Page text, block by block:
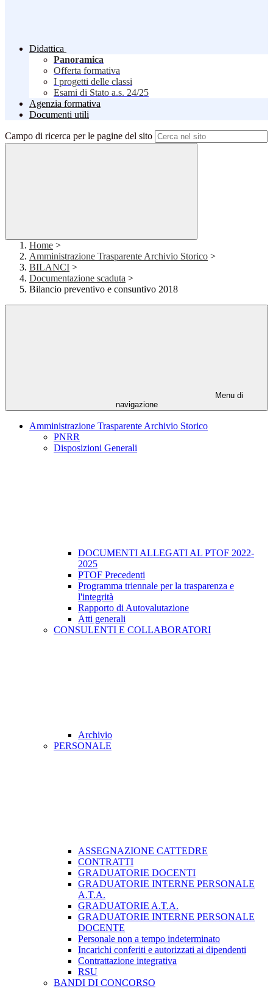
Didattica
Panoramica
Offerta formativa
I progetti delle classi
Esami di Stato a.s. 24/25
Agenzia formativa
Documenti utili
Campo di ricerca per le pagine del sito
Home >
Amministrazione Trasparente Archivio Storico >
BILANCI >
Documentazione scaduta >
Bilancio preventivo e consuntivo 2018
Menu di
navigazione
Amministrazione Trasparente Archivio Storico
PNRR
Disposizioni Generali
DOCUMENTI ALLEGATI AL PTOF 2022-
2025
PTOF Precedenti
Programma triennale per la trasparenza e
l'integrità
Rapporto di Autovalutazione
Atti generali
CONSULENTI E COLLABORATORI
Archivio
PERSONALE
ASSEGNAZIONE CATTEDRE
CONTRATTI
GRADUATORIE DOCENTI
GRADUATORIE INTERNE PERSONALE
A.T.A.
GRADUATORIE A.T.A.
GRADUATORIE INTERNE PERSONALE
DOCENTE
Personale non a tempo indeterminato
Incarichi conferiti e autorizzati ai dipendenti
Contrattazione integrativa
RSU
BANDI DI CONCORSO